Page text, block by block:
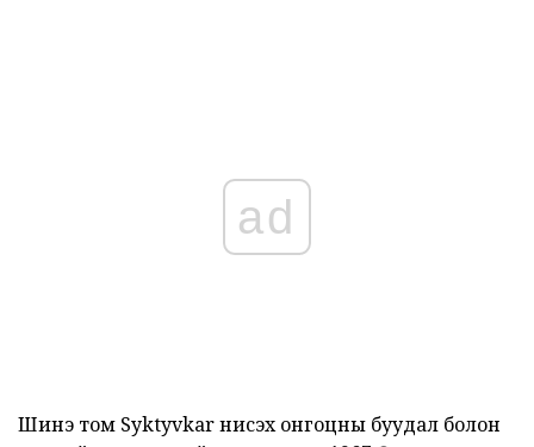
ad
Шинэ том Syktyvkar нисэх онгоцны буудал болон